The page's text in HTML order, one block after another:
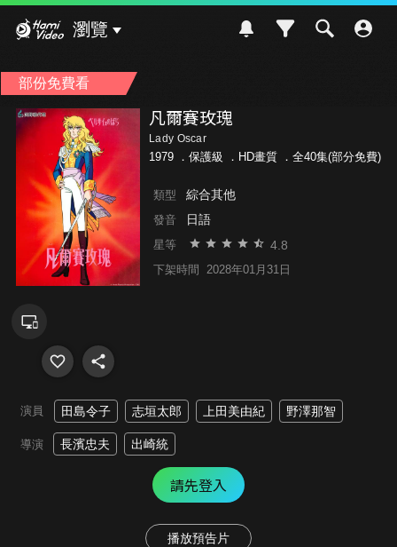
瀏覽
部份免費看
凡爾賽玫瑰
Lady Oscar
1979 ． 保護級 ．HD畫質 ．全40集(部分免費)
類型 綜合其他
發音 日語
星等 4.8
下架時間 2028年01月31日
演員 田島令子 志垣太郎 上田美由紀 野澤那智
導演 長濱忠夫 出崎統
請先登入
播放預告片